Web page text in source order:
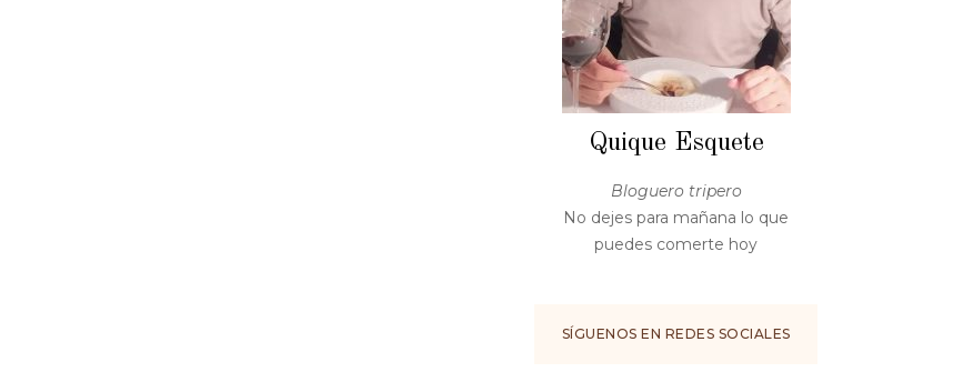
Quique Esquete
Bloguero tripero
No dejes para mañana lo que
puedes comerte hoy
SÍGUENOS EN REDES SOCIALES